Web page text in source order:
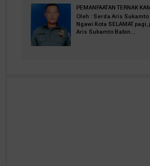
PEMANFAATAN TERNAK
Oleh : Serda Aris
Ngawi Kota SELAMAT
Aris Sukamto Babin...